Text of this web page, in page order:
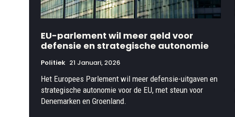
EU-parlement wil meer geld voor
defensie en strategische autonomie
Politiek 21 Januari, 2026
Het Europees Parlement wil meer defensie-uitgaven en
strategische autonomie voor de EU, met steun voor
Denemarken en Groenland.